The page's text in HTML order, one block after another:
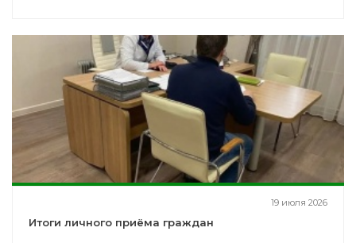
19 июля 2026
Итоги личного приёма граждан